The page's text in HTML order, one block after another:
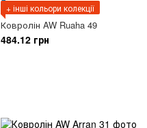
+ інші кольори колекції
Ковролін AW Ruaha 49
484.12 грн